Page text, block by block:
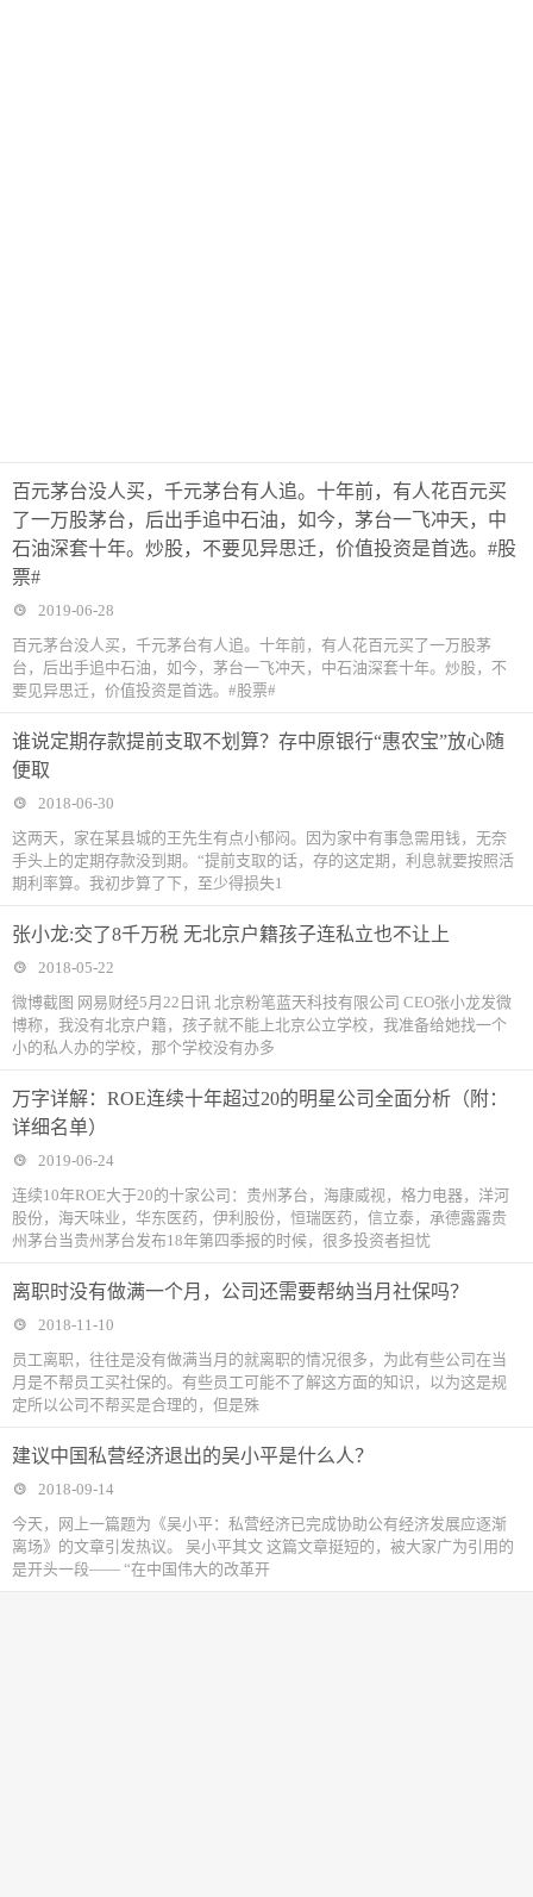
百元茅台没人买，千元茅台有人追。十年前，有人花百元买
了一万股茅台，后出手追中石油，如今，茅台一飞冲天，中
石油深套十年。炒股，不要见异思迁，价值投资是首选。#股
票#
2019-06-28
百元茅台没人买，千元茅台有人追。十年前，有人花百元买了一万股茅
台，后出手追中石油，如今，茅台一飞冲天，中石油深套十年。炒股，不
要见异思迁，价值投资是首选。#股票#
谁说定期存款提前支取不划算？存中原银行“惠农宝”放心随
便取
2018-06-30
这两天，家在某县城的王先生有点小郁闷。因为家中有事急需用钱，无奈
手头上的定期存款没到期。“提前支取的话，存的这定期，利息就要按照活
期利率算。我初步算了下，至少得损失1
张小龙:交了8千万税 无北京户籍孩子连私立也不让上
2018-05-22
微博截图 网易财经5月22日讯 北京粉笔蓝天科技有限公司 CEO张小龙发微
博称，我没有北京户籍，孩子就不能上北京公立学校，我准备给她找一个
小的私人办的学校，那个学校没有办多
万字详解：ROE连续十年超过20的明星公司全面分析（附：
详细名单）
2019-06-24
连续10年ROE大于20的十家公司：贵州茅台，海康威视，格力电器，洋河
股份，海天味业，华东医药，伊利股份，恒瑞医药，信立泰，承德露露贵
州茅台当贵州茅台发布18年第四季报的时候，很多投资者担忧
离职时没有做满一个月，公司还需要帮纳当月社保吗？
2018-11-10
​员工离职，往往是没有做满当月的就离职的情况很多，为此有些公司在当
月是不帮员工买社保的。有些员工可能不了解这方面的知识，以为这是规
定所以公司不帮买是合理的，但是殊
建议中国私营经济退出的吴小平是什么人？
2018-09-14
今天，网上一篇题为《吴小平：私营经济已完成协助公有经济发展应逐渐
离场》的文章引发热议。 吴小平其文 这篇文章挺短的，被大家广为引用的
是开头一段—— “在中国伟大的改革开